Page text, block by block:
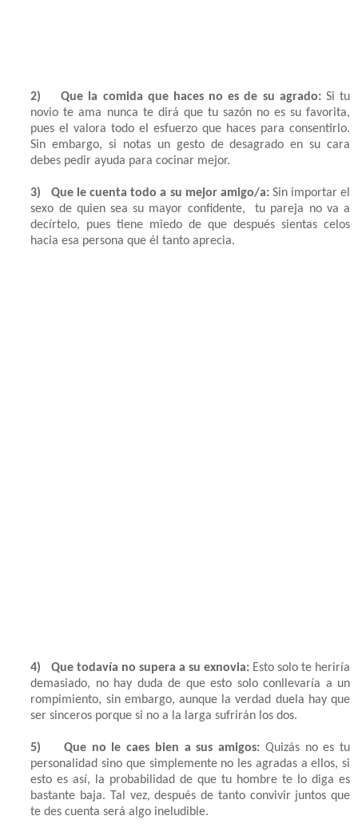
2) Que la comida que haces no es de su agrado:Si tu
novio te ama nunca te dirá que tu sazón no es su favorita,
pues el valora todo el esfuerzo que haces para consentirlo.
Sin embargo, si notas un gesto de desagrado en su cara
debes pedir ayuda para cocinar mejor.
3) Que le cuenta todo a su mejor amigo/a:Sin importar el
sexo de quien sea su mayor confidente, tu pareja no va a
decírtelo, pues tiene miedo de que después sientas celos
hacia esa persona que él tanto aprecia.
4) Que todavía no supera a su exnovia:Esto solo te heriría
demasiado, no hay duda de que esto solo conllevaría a un
rompimiento, sin embargo, aunque la verdad duela hay que
ser sinceros porque si no a la larga sufrirán los dos.
5) Que no le caes bien a sus amigos: Quizás no es tu
personalidad sino que simplemente no les agradas a ellos, si
esto es así, la probabilidad de que tu hombre te lo diga es
bastante baja. Tal vez, después de tanto convivir juntos que
te des cuenta será algo ineludible.